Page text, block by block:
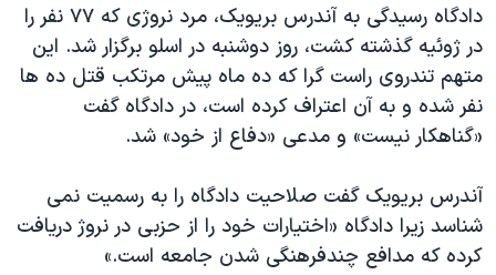
اسرائیل در جنگ
آرشیو پخش زنده
ورزش زنان در ایران
اعتراضات زن، زندگی، آزادی
مجموعه مستندهای دادخواهی
تریبونال مردمی آبان ۹۸
دادگاه حمید نوری
چهل سال گروگان‌گیری
قانون شفافیت دارائی کادر رهبری ایران
زبانهای مختلف
دادگاه رسیدگی به آندرس بریویک، مرد نروژی که ۷۷ نفر را
در ژوئیه گذشته کشت، روز دوشنبه در اسلو برگزار شد. این
متهم تندروی راست گرا که ده ماه پیش مرتکب قتل ده ها
نفر شده و به آن اعتراف کرده است، در دادگاه گفت
«گناهکار نیست» و مدعی «دفاع از خود» شد.
آندرس بریویک گفت صلاحیت دادگاه را به رسمیت نمی
شناسد زیرا دادگاه «اختیارات خود را از حزبی در نروژ دریافت
کرده که مدافع چندفرهنگی شدن جامعه است.»